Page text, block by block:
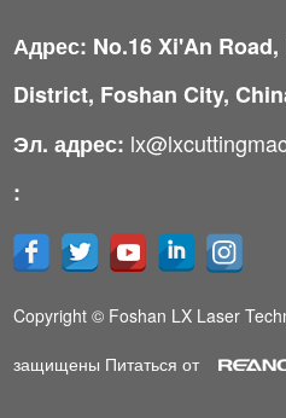
Адрес: No.16 Xi'An
District, Foshan City,
Эл. адрес:
:
Copyright © Foshan LX Laser
защищены Питаться от